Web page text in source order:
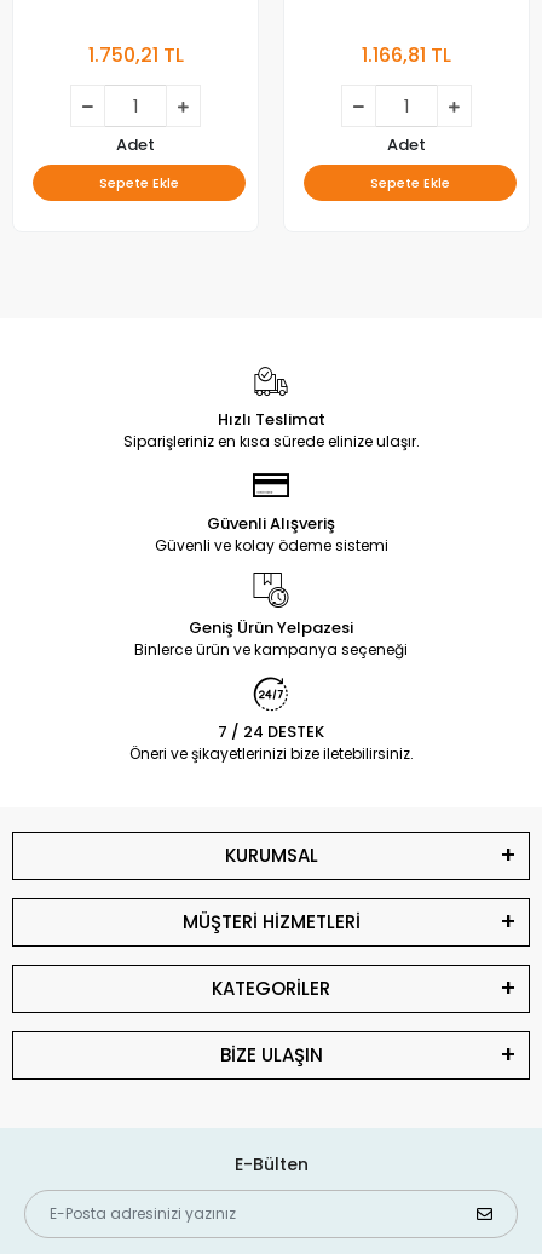
1.750,21 TL
Adet
Sepete Ekle
1.166,81 TL
Adet
Sepete Ekle
Hızlı Teslimat
Siparişleriniz en kısa sürede elinize ulaşır.
Güvenli Alışveriş
Güvenli ve kolay ödeme sistemi
Geniş Ürün Yelpazesi
Binlerce ürün ve kampanya seçeneği
7 / 24 DESTEK
Öneri ve şikayetlerinizi bize iletebilirsiniz.
KURUMSAL
MÜŞTERİ HİZMETLERİ
KATEGORİLER
BİZE ULAŞIN
E-Bülten